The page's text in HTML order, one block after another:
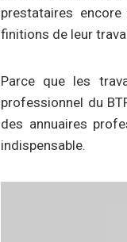
prestataires
finitions de leur
Parce que les
professionnel du
des annuaires
indispensable.